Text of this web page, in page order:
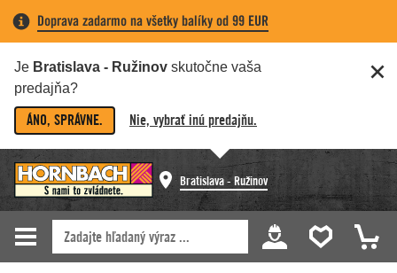
Doprava zadarmo na všetky balíky od 99 EUR
Je Bratislava - Ružinov skutočne vaša
predajňa?
ÁNO, SPRÁVNE. Nie, vybrať inú predajňu.
Bratislava - Ružinov